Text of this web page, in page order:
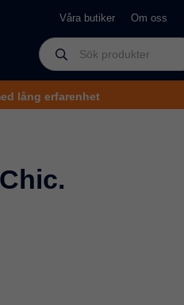
Våra butiker Om oss
lång erfarenhet